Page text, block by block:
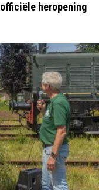
heropening